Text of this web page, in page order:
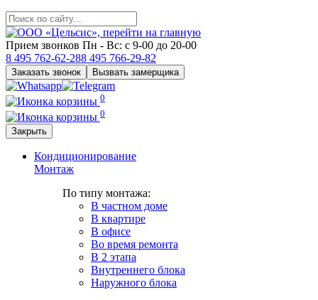
Прием звонков Пн - Вс: с 9-00 до 20-00
8 495 762-62-288 495 766-29-82
Заказать звонок Вызвать замерщика
0
0
Закрыть
Кондиционирование
Монтаж
По типу монтажа:
В частном доме
В квартире
В офисе
Во время ремонта
В 2 этапа
Внутреннего блока
Наружного блока